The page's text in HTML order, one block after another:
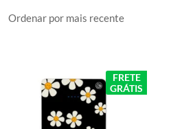
FRETE
GRÁTIS
preço
original
era:
R$ 199,90.
O
preço
é: